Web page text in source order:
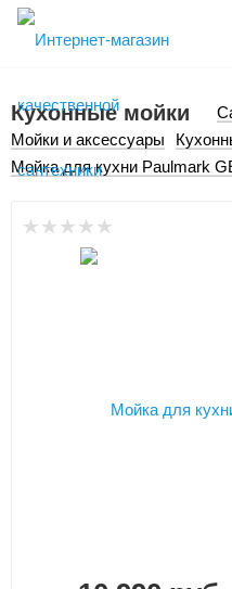
Кухонные мойки
Мойки и аксессуары
Мойка для кухни Paulmark